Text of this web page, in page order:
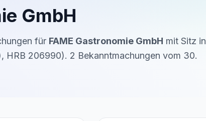
GmbH
für FAME Gastronomie GmbH mit Sitz in
, HRB 206990). 2 Bekanntmachungen vom 30.